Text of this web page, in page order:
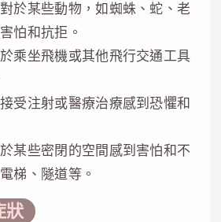
於某些動物，如蜘蛛、蛇、老
怕和抗拒。
乘坐飛機或其他飛行交通工具
受注射或醫療治療感到恐懼和
某些密閉的空間感到害怕和不
梯、隧道等。
狀